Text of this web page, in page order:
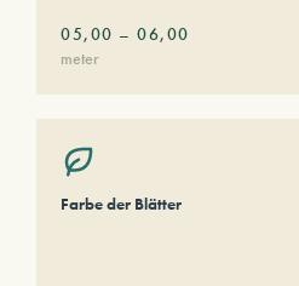
05,00 – 06,00
meter
Farbe der Blätter